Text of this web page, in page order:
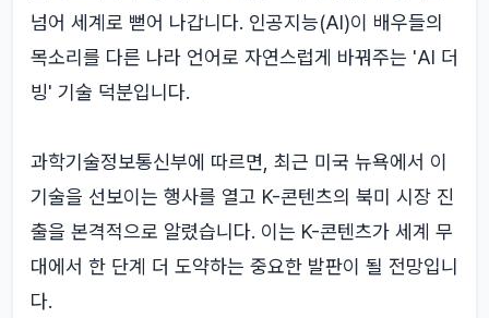
넘어 세계로 뻗어 나갑니다. 인공지능(AI)이 배우들의
목소리를 다른 나라 언어로 자연스럽게 바꿔주는 'AI 더
빙' 기술 덕분입니다.
과학기술정보통신부에 따르면, 최근 미국 뉴욕에서 이
기술을 선보이는 행사를 열고 K-콘텐츠의 북미 시장 진
출을 본격적으로 알렸습니다. 이는 K-콘텐츠가 세계 무
대에서 한 단계 더 도약하는 중요한 발판이 될 전망입니
다.